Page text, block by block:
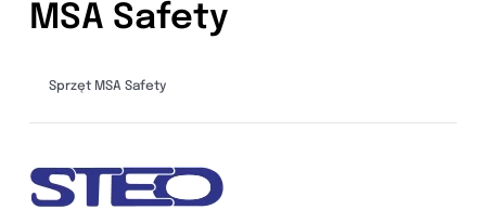
MSA Safety
Sprzęt MSA Safety